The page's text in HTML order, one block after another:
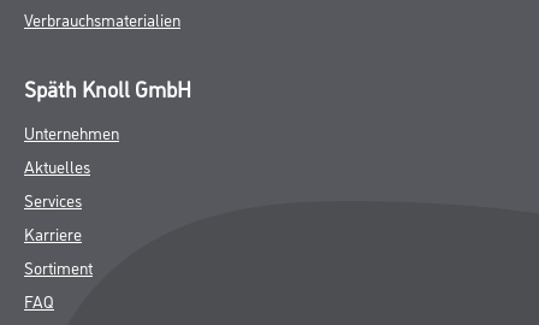
Verbrauchsmaterialien
Späth Knoll GmbH
Unternehmen
Aktuelles
Services
Karriere
Sortiment
FAQ